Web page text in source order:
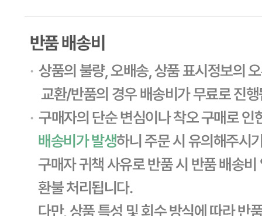
잼.꿀.버터.시럽 BEST더보기
판매자 정보